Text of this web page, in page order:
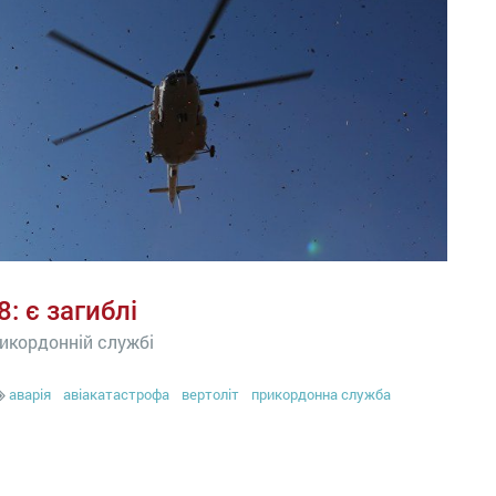
є загиблі
службі
аварія авіакатастрофа вертоліт прикордонна служба